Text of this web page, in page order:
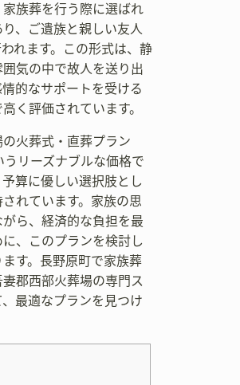
族葬を行う際に選ばれ
、ご遺族と親しい友人
れます。この形式は、静
気の中で故人を送り出
的なサポートを受ける
く評価されています。
火葬式・直葬プラン
リーズナブルな価格で
算に優しい選択肢とし
れています。家族の思
ら、経済的な負担を最
、このプランを検討し
す。長野原町で家族葬
郡西部火葬場の専門ス
最適なプランを見つけ